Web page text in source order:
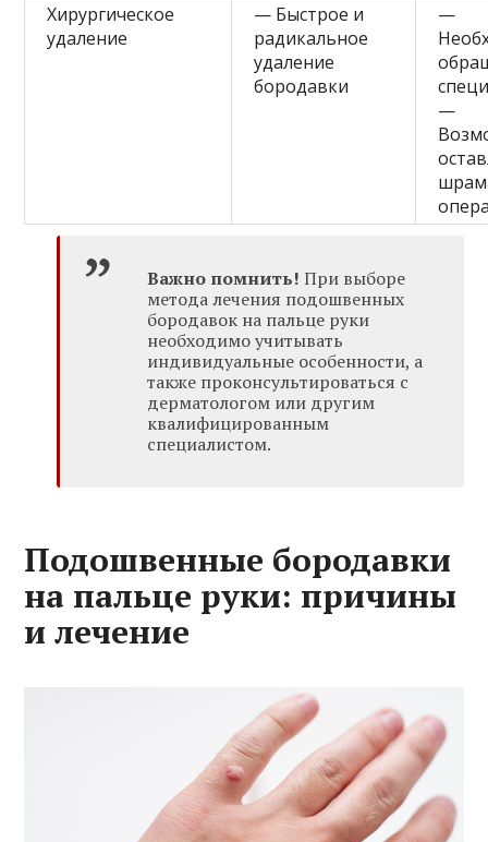
Хирургическое
удаление
— Быстрое и
радикальное
удаление
бородавки
—
—
Важно помнить! При выборе
метода лечения подошвенных
бородавок на пальце руки
необходимо учитывать
индивидуальные особенности, а
также проконсультироваться с
дерматологом или другим
квалифицированным
специалистом.
Подошвенные бородавки
на пальце руки: причины
и лечение